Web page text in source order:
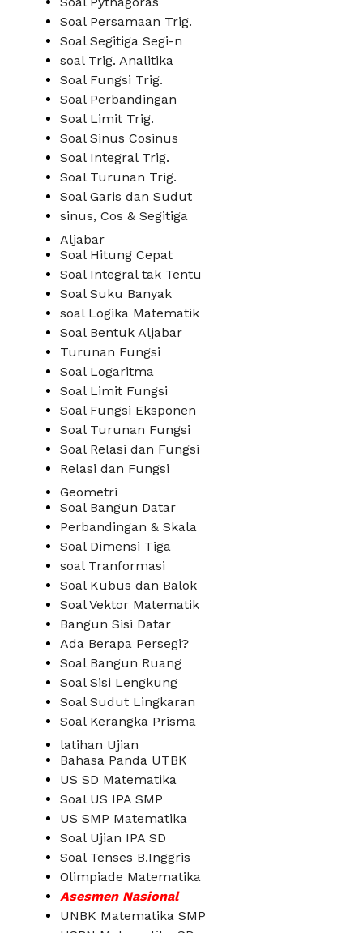
Soal Persamaan Trig.
Soal Segitiga Segi-n
soal Trig. Analitika
Soal Fungsi Trig.
Soal Perbandingan
Soal Limit Trig.
Soal Sinus Cosinus
Soal Integral Trig.
Soal Turunan Trig.
Soal Garis dan Sudut
sinus, Cos & Segitiga
Aljabar
Soal Hitung Cepat
Soal Integral tak Tentu
Soal Suku Banyak
soal Logika Matematik
Soal Bentuk Aljabar
Turunan Fungsi
Soal Logaritma
Soal Limit Fungsi
Soal Fungsi Eksponen
Soal Turunan Fungsi
Soal Relasi dan Fungsi
Relasi dan Fungsi
Geometri
Soal Bangun Datar
Perbandingan & Skala
Soal Dimensi Tiga
soal Tranformasi
Soal Kubus dan Balok
Soal Vektor Matematik
Bangun Sisi Datar
Ada Berapa Persegi?
Soal Bangun Ruang
Soal Sisi Lengkung
Soal Sudut Lingkaran
Soal Kerangka Prisma
latihan Ujian
Bahasa Panda UTBK
US SD Matematika
Soal US IPA SMP
US SMP Matematika
Soal Ujian IPA SD
Soal Tenses B.Inggris
Olimpiade Matematika
Asesmen Nasional
UNBK Matematika SMP